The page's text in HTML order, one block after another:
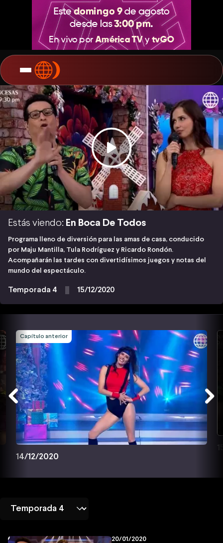
Estás viendo: En Boca De Todos
Programa lleno de diversión para las amas de casa, conducido
por Maju Mantilla, Tula Rodríguez y Ricardo Rondón.
Acompañarán las tardes con divertidísimos juegos y notas del
mundo del espectáculo.
Temporada 4 15/12/2020
Capítulo anterior
14/12/2020
20/01/2020